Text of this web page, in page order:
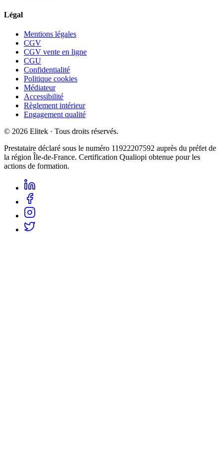
Légal
Mentions légales
CGV
CGV vente en ligne
CGU
Confidentialité
Politique cookies
Médiateur
Accessibilité
Règlement intérieur
Engagement qualité
© 2026 Elitek · Tous droits réservés.
Prestataire déclaré sous le numéro 11922207592 auprès du préfet de
la région Île-de-France. Certification Qualiopi obtenue pour les
actions de formation.